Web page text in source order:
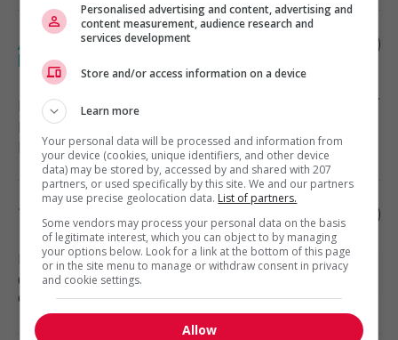
Adjoint juridique en litige | domaine de
la construction
Boisbriand, QC
Droit et métiers reliés à la
protection du public
Technicien sur la route
Laval, QC
Commerce et offres de services
diverses
Personalised advertising and content, advertising and
content measurement, audience research and
services development
Store and/or access information on a device
Learn more
Your personal data will be processed and information from
your device (cookies, unique identifiers, and other device
data) may be stored by, accessed by and shared with 207
partners, or used specifically by this site. We and our partners
may use precise geolocation data. List of partners.
Some vendors may process your personal data on the basis
of legitimate interest, which you can object to by managing
your options below. Look for a link at the bottom of this page
or in the site menu to manage or withdraw consent in privacy
and cookie settings.
Allow